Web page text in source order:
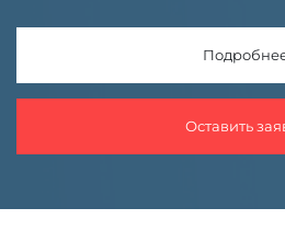
Оставить